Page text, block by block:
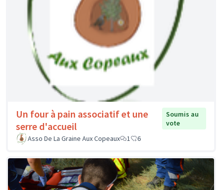
Un four à pain associatif et une
serre d'accueil
Soumis au
vote
Asso De La Graine Aux Copeaux
1 6